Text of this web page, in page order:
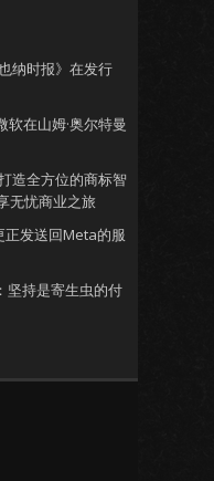
纳时报》在发行
软在山姆·奥尔特曼
造全方位的商标智
无忧商业之旅
发送回Meta的服
坚持是寄生虫的付